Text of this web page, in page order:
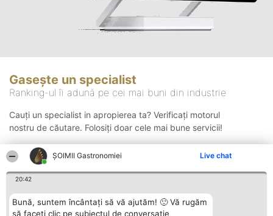
ȘOIMII Gastronomiei Live chat
20:42
Bună, suntem încântați să vă ajutăm! 🙂 Vă rugăm
să faceți clic pe subiectul de conversație
Gasește un specialist
Ranking-ul îi adună pe cei mai buni din industrie
Cauți un specialist in apropierea ta? Verificați motorul
nostru de căutare. Folosiți doar cele mai bune servicii!